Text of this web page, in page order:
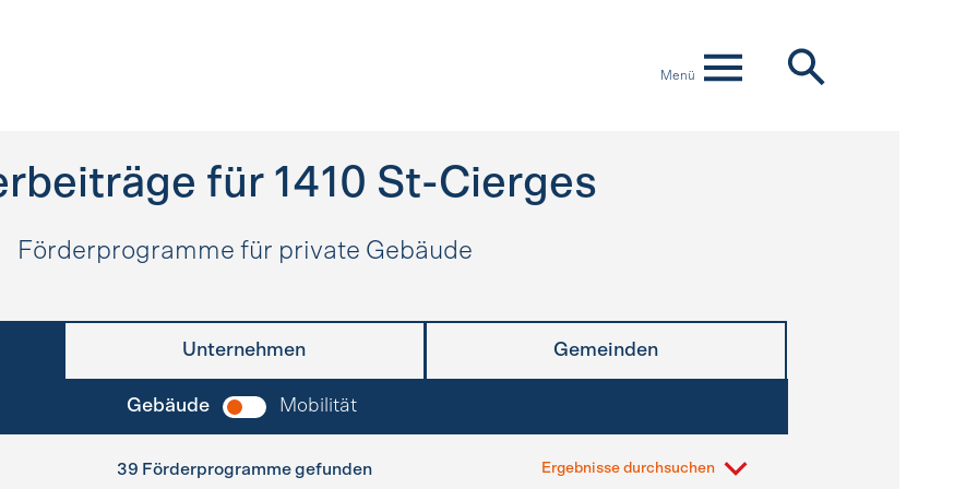
Menü
für 1410 St-Cierges
Förderprogramme für private Gebäude
Unternehmen Gemeinden
Gebäude Mobilität
39 Förderprogramme gefunden Ergebnisse durchsuchen